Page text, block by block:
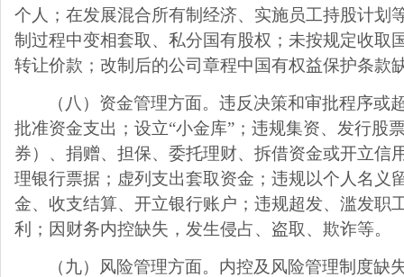
个人；在发展混合所有制经济、实施员工持股计划
制过程中变相套取、私分国有股权；未按规定收取
转让价款；改制后的公司章程中国有权益保护条款
（八）资金管理方面。违反决策和审批程序或
批准资金支出；设立“小金库”；违规集资、发行股
券）、捐赠、担保、委托理财、拆借资金或开立信
理银行票据；虚列支出套取资金；违规以个人名义
金、收支结算、开立银行账户；违规超发、滥发职
利；因财务内控缺失，发生侵占、盗取、欺诈等。
（九）风险管理方面。内控及风险管理制度缺